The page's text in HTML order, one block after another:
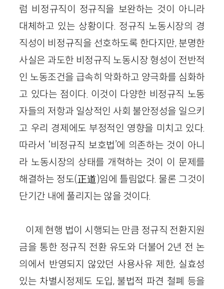
럼 비정규직이 정규직을 보완하는 것이 아니라
대체하고 있는 상황이다. 정규직 노동시장의 경
직성이 비정규직을 선호하도록 한다지만, 분명한
사실은 과도한 비정규직 노동시장 형성이 전반적
인 노동조건을 급속히 악화하고 양극화를 심화하
고 있다는 점이다. 이것이 다양한 비정규직 노동
자들의 저항과 일상적인 사회 불안정성을 일으키
고 우리 경제에도 부정적인 영향을 미치고 있다.
따라서 ‘비정규직 보호법’에 의존하는 것이 아니
라 노동시장의 상태를 개혁하는 것이 이 문제를
해결하는 정도(正道)임에 틀림없다. 물론 그것이
단기간 내에 풀리지는 않을 것이다.
이제 현행 법이 시행되는 만큼 정규직 전환지원
금을 통한 정규직 전환 유도와 더불어 2년 전 논
의에서 반영되지 않았던 사용사유 제한, 실효성
있는 차별시정제도 도입, 불법적 파견 철폐 등을